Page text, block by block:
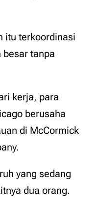
itu terkoordinasi
besar tanpa
kerja, para
berusaha
di McCormick
yang sedang
dua orang.